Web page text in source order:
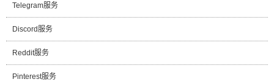
Telegram服务
Discord服务
Reddit服务
Pinterest服务